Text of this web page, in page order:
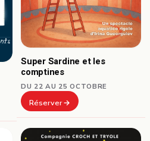
Super Sardine et les
comptines
DU 22 AU 25 OCTOBRE
Réserver